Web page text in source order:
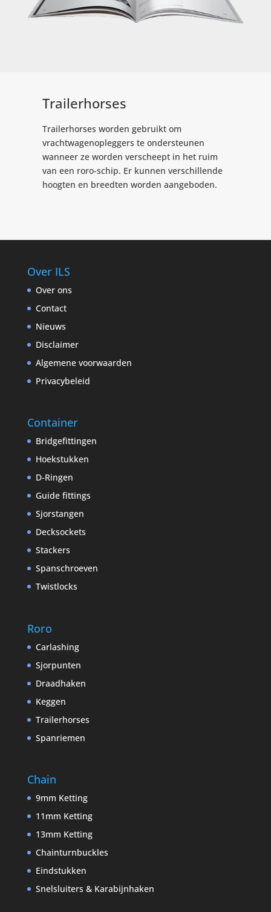
Trailerhorses
Trailerhorses worden gebruikt om
vrachtwagenopleggers te ondersteunen
wanneer ze worden verscheept in het ruim
van een roro-schip. Er kunnen verschillende
hoogten en breedten worden aangeboden.
Over ILS
Over ons
Contact
Nieuws
Disclaimer
Algemene voorwaarden
Privacybeleid
Container
Bridgefittingen
Hoekstukken
D-Ringen
Guide fittings
Sjorstangen
Decksockets
Stackers
Spanschroeven
Twistlocks
Roro
Carlashing
Sjorpunten
Draadhaken
Keggen
Trailerhorses
Spanriemen
Chain
9mm Ketting
11mm Ketting
13mm Ketting
Chainturnbuckles
Eindstukken
Snelsluiters & Karabijnhaken